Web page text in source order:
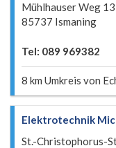
Mühlhauser Weg 13
85737 Ismaning
Tel: 089 969382
8 km Umkreis von
Elektrotechnik
St.-Christophorus-